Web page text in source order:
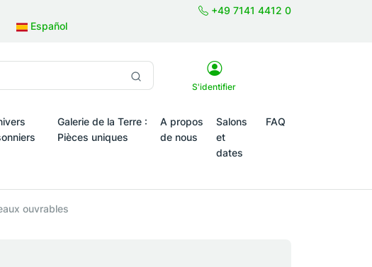
+49 7141 4412 0
Español
S'identifier
Galerie de la Terre :
Pièces uniques
A propos
de nous
Salons
et
dates
FAQ
ouvrables